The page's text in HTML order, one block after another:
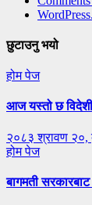
छुटाउनु भयो
होम पेज
आज यस्तो छ विदेशी
२०८३ श्रावण २०,
होम पेज
बागमती सरकारबाट